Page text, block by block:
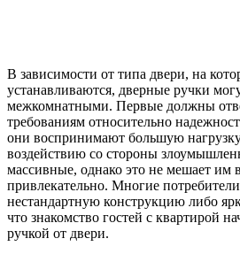
В зависимости от типа двери, на
устанавливаются, дверные ручки
межкомнатными. Первые должны
требованиям относительно
они воспринимают большую
воздействию со стороны
массивные, однако это не мешает им
привлекательно. Многие
нестандартную конструкцию либо
что знакомство гостей с квартирой
ручкой от двери.